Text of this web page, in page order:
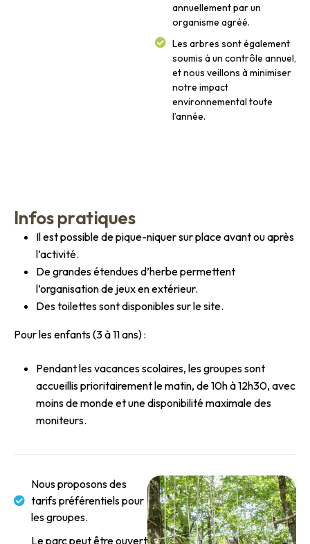
annuellement par un
organisme agréé.
Les arbres sont également
soumis à un contrôle annuel,
et nous veillons à minimiser
notre impact
environnemental toute
l’année.
Infospratiques
Il est possible de pique-niquer sur place avant ou après
l’activité.
De grandes étendues d’herbe permettent
l’organisation de jeux en extérieur.
Des toilettes sont disponibles sur le site.
Pour les enfants (3 à 11 ans) :
Pendant les vacances scolaires, les groupes sont
accueillis prioritairement le matin, de 10h à 12h30, avec
moins de monde et une disponibilité maximale des
moniteurs.
Nous proposons des
tarifs préférentiels pour
les groupes.
Le parc peut être ouvert